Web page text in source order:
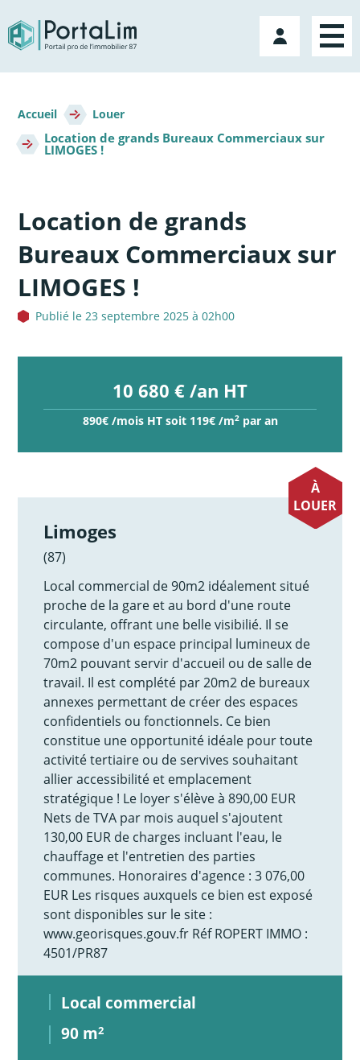
directement
au
contenu
Mon
compte
d'Ariane
Accueil Louer
Location de grands Bureaux Commerciaux sur
LIMOGES !
Location de grands
Bureaux Commerciaux sur
LIMOGES !
Publié le 23 septembre 2025 à 02h00
10 680 € /an HT
890€ /mois HT soit 119€ /m2par an
À
LOUER
Limoges
(87)
Local commercial de 90m2 idéalement situé
proche de la gare et au bord d'une route
circulante, offrant une belle visibilié. Il se
compose d'un espace principal lumineux de
70m2 pouvant servir d'accueil ou de salle de
travail. Il est complété par 20m2 de bureaux
annexes permettant de créer des espaces
confidentiels ou fonctionnels. Ce bien
constitue une opportunité idéale pour toute
activité tertiaire ou de servives souhaitant
allier accessibilité et emplacement
stratégique ! Le loyer s'élève à 890,00 EUR
Nets de TVA par mois auquel s'ajoutent
130,00 EUR de charges incluant l'eau, le
chauffage et l'entretien des parties
communes. Honoraires d'agence : 3 076,00
EUR Les risques auxquels ce bien est exposé
sont disponibles sur le site :
www.georisques.gouv.fr Réf ROPERT IMMO :
4501/PR87
Local commercial
90 m2